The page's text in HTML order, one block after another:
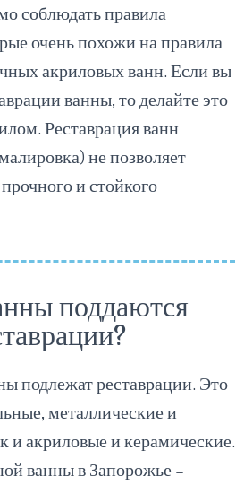
соблюдать правила
очень похожи на правила
акриловых ванн. Если вы
ванны, то делайте это
Реставрация ванн
не позволяет
и стойкого
поддаются
подлежат реставрации. Это
металлические и
и акриловые и керамические.
ванны в Запорожье –